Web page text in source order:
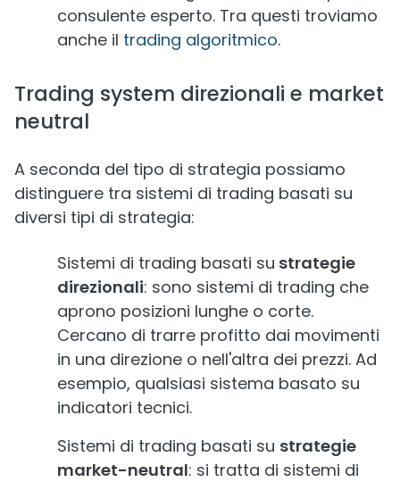
consulente esperto. Tra questi troviamo
anche il trading algoritmico.
Trading system direzionali e market
neutral
A seconda del tipo di strategia possiamo
distinguere tra sistemi di trading basati su
diversi tipi di strategia:
Sistemi di trading basati su strategie
direzionali: sono sistemi di trading che
aprono posizioni lunghe o corte.
Cercano di trarre profitto dai movimenti
in una direzione o nell'altra dei prezzi. Ad
esempio, qualsiasi sistema basato su
indicatori tecnici.
Sistemi di trading basati su strategie
market-neutral: si tratta di sistemi di